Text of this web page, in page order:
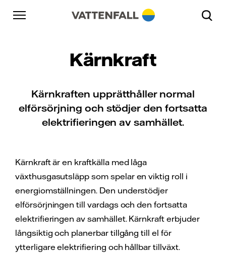
Skip to content
Gå till huvudnavigeringen
Gå till sidfoten
Kärnkraft
Kärnkraften upprätthåller normal
elförsörjning och stödjer den fortsatta
elektrifieringen av samhället.
Kärnkraft är en kraftkälla med låga
växthusgasutsläpp som spelar en viktig roll i
energiomställningen. Den understödjer
elförsörjningen till vardags och den fortsatta
elektrifieringen av samhället. Kärnkraft erbjuder
långsiktig och planerbar tillgång till el för
ytterligare elektrifiering och hållbar tillväxt.
Gå till huvudnavigeringen